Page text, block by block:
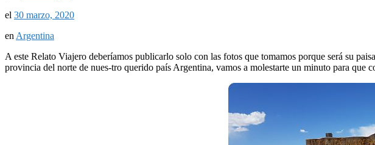
el 30 marzo, 2020
en Argentina
A este Relato Viajero deberíamos publicarlo solo con las fotos que tomamos porque será su
provincia del norte de nues-tro querido país Argentina, vamos a molestarte un minuto para que